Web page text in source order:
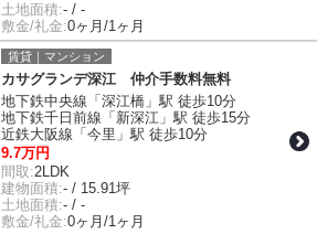
土地面積:- / -
敷金/礼金:0ヶ月/1ヶ月
賃貸｜マンション
カサグランデ深江 仲介手数料無料
地下鉄中央線「深江橋」駅 徒歩10分
地下鉄千日前線「新深江」駅 徒歩15分
近鉄大阪線「今里」駅 徒歩10分
9.7万円
間取:2LDK
建物面積:- / 15.91坪
土地面積:- / -
敷金/礼金:0ヶ月/1ヶ月